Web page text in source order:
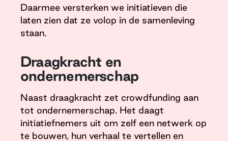
Daarmee versterken we initiatieven die
laten zien dat ze volop in de samenleving
staan.
Draagkracht en
ondernemerschap
Naast draagkracht zet crowdfunding aan
tot ondernemerschap. Het daagt
initiatiefnemers uit om zelf een netwerk op
te bouwen, hun verhaal te vertellen en